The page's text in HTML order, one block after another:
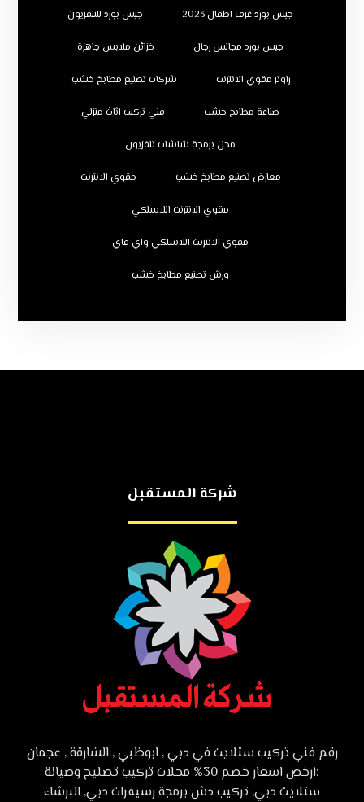
جبس بورد غرف اطفال 2023 جبس بورد للتلفزيون
جبس بورد مجالس رجال خزائن ملابس جاهزة
راوتر مقوي الانترنت شركات تصنيع مطابخ خشب
صناعة مطابخ خشب فني تركيب اثاث منزلي
محل برمجة شاشات تلفزيون
معارض تصنيع مطابخ خشب مقوي الانترنت
مقوي الانترنت اللاسلكي
مقوي الانترنت اللاسلكي واي فاي
ورش تصنيع مطابخ خشب
شركة المستقبل
رقم فني تركيب ستلايت في دبي , ابوظبي , الشارقة , عجمان
:ارخص اسعار خصم 30% محلات تركيب تصليح وصيانة
ستلايت دبي, تركيب دش برمجة رسيفرات دبي, البرشاء